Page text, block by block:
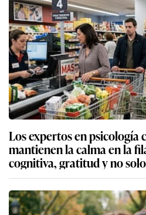
Los expertos en psicología
mantienen la calma en la
cognitiva, gratitud y no